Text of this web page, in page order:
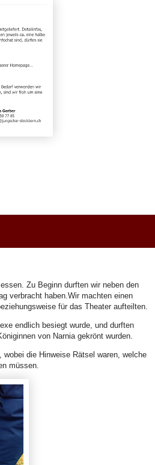
Zu Beginn durften wir neben den
verbracht haben.Wir machten einen
für das Theater aufteilten.
endlich besiegt wurde, und durften
von Narnia gekrönt wurden.
die Hinweise Rätsel waren, welche
müssen.